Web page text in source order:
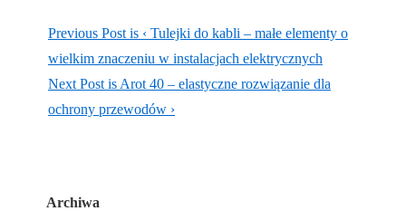
Previous Post is ‹ Tulejki do kabli – małe elementy o
wielkim znaczeniu w instalacjach elektrycznych
Next Post is Arot 40 – elastyczne rozwiązanie dla
ochrony przewodów ›
Archiwa